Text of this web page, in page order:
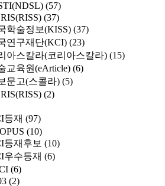
(57)
(37)
학술정보(KISS) (37)
연구재단(KCI) (23)
아스칼라(코리아스칼라) (15)
교육원(eArticle) (6)
문고(스콜라) (5)
(2)
등재 (97)
(10)
등재후보 (10)
우수등재 (6)
(6)
(2)